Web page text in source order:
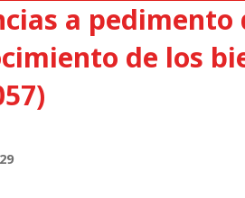
a pedimento
de los